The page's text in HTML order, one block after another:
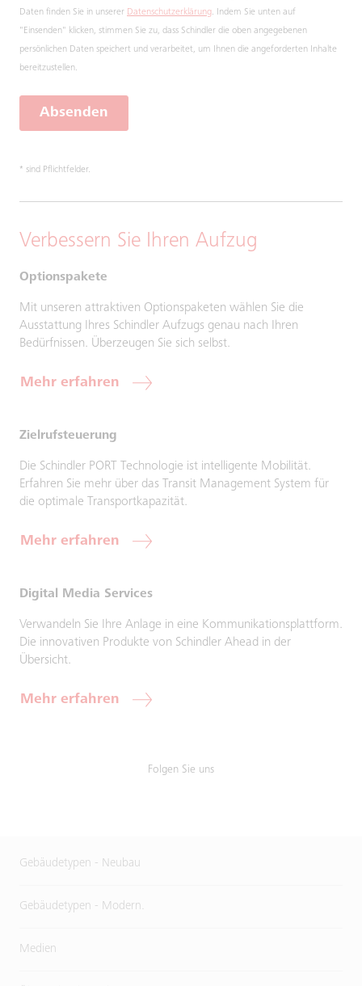
Daten finden Sie in unserer Datenschutzerklärung. Indem Sie unten auf
"Einsenden" klicken, stimmen Sie zu, dass Schindler die oben angegebenen
persönlichen Daten speichert und verarbeitet, um Ihnen die angeforderten Inhalte
bereitzustellen.
Absenden
* sind Pflichtfelder.
Verbessern Sie Ihren Aufzug
Optionspakete
Mit unseren attraktiven Optionspaketen wählen Sie die
Ausstattung Ihres Schindler Aufzugs genau nach Ihren
Bedürfnissen. Überzeugen Sie sich selbst.
Mehr erfahren
Zielrufsteuerung
Die Schindler PORT Technologie ist intelligente Mobilität.
Erfahren Sie mehr über das Transit Management System für
die optimale Transportkapazität.
Mehr erfahren
Digital Media Services
Verwandeln Sie Ihre Anlage in eine Kommunikationsplattform.
Die innovativen Produkte von Schindler Ahead in der
Übersicht.
Mehr erfahren
Folgen Sie uns
Gebäudetypen - Neubau
Gebäudetypen - Modern.
Medien